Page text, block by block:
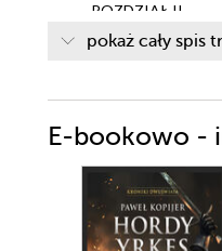
ROZDZIAŁ II
Etap 2:
ROZDZIAŁ IV
Etap 4:
pokaż cały spis
E-bookowo -